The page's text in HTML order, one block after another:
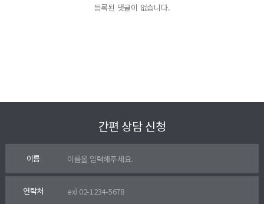
등록된 댓글이 없습니다.
간편 상담 신청
이름
연락처